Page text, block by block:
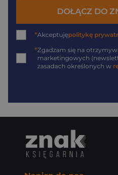
DOŁĄCZ DO
*Akceptujępolitykę
*Zgadzam się na
marketingowych
zasadach określonych w